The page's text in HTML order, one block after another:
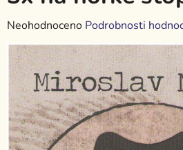
Průměrné
hodnocení
produktu
je
0,0
z
5
Neohodnoceno Podrobnosti